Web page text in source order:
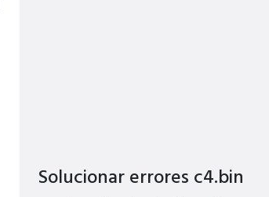
Solucionar errores c4.bin